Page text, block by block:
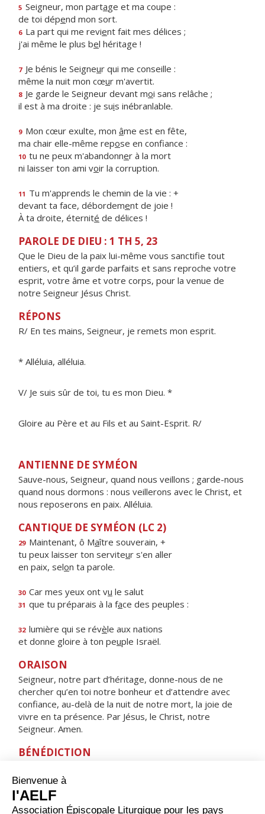
5 Seigneur, mon partage et ma coupe :
de toi dépend mon sort.
6 La part qui me revient fait mes délices ;
j'ai même le plus bel héritage !
7 Je bénis le Seigneur qui me conseille :
même la nuit mon cœur m'avertit.
8 Je garde le Seigneur devant moi sans relâche ;
il est à ma droite : je suis inébranlable.
9 Mon cœur exulte, mon âme est en fête,
ma chair elle-même repose en confiance :
10 tu ne peux m'abandonner à la mort
ni laisser ton ami voir la corruption.
11 Tu m'apprends le chemin de la vie : +
devant ta face, débordement de joie !
À ta droite, éternité de délices !
PAROLE DE DIEU : 1 TH 5, 23
Que le Dieu de la paix lui-même vous sanctifie tout
entiers, et qu’il garde parfaits et sans reproche votre
esprit, votre âme et votre corps, pour la venue de
notre Seigneur Jésus Christ.
RÉPONS
R/ En tes mains, Seigneur, je remets mon esprit.
* Alléluia, alléluia.
V/ Je suis sûr de toi, tu es mon Dieu. *
Gloire au Père et au Fils et au Saint-Esprit. R/
ANTIENNE DE SYMÉON
Sauve-nous, Seigneur, quand nous veillons ; garde-nous
quand nous dormons : nous veillerons avec le Christ, et
nous reposerons en paix. Alléluia.
CANTIQUE DE SYMÉON (LC 2)
29 Maintenant, ô Maître souverain, +
tu peux laisser ton serviteur s'en aller
en paix, selon ta parole.
30 Car mes yeux ont vu le salut
31 que tu préparais à la face des peuples :
32 lumière qui se révèle aux nations
et donne gloire à ton peuple Israël.
ORAISON
Seigneur, notre part d’héritage, donne-nous de ne
chercher qu’en toi notre bonheur et d’attendre avec
confiance, au-delà de la nuit de notre mort, la joie de
vivre en ta présence. Par Jésus, le Christ, notre
Seigneur. Amen.
BÉNÉDICTION
dans le Christ Jésus, notre Seigneur. Amen.
HYMNE : Ô VIERGE MARIE, QUELLE JOIE !